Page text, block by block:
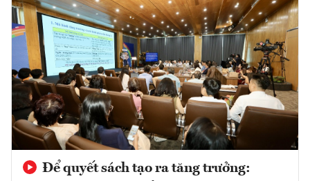
Để quyết sách tạo ra tăng trưởng: